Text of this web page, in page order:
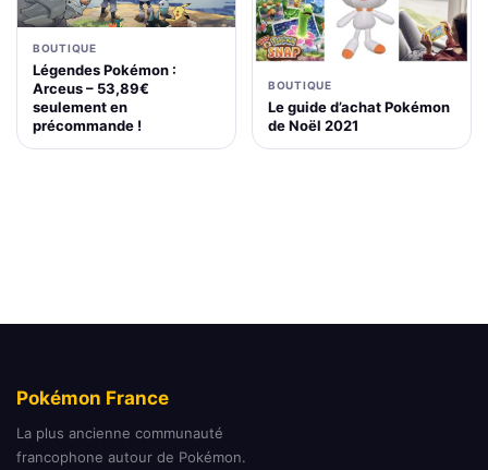
BOUTIQUE
Légendes Pokémon :
Arceus – 53,89€
seulement en
précommande !
BOUTIQUE
Le guide d’achat Pokémon
de Noël 2021
Pokémon France
La plus ancienne communauté
francophone autour de Pokémon.